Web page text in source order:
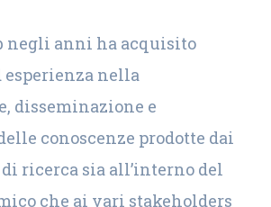
negli anni ha acquisito
esperienza nella
disseminazione e
conoscenze prodotte dai
ricerca sia all’interno del
che ai vari stakeholders